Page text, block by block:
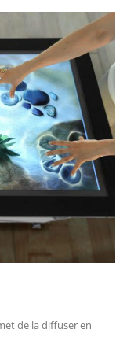
de la diffuser en